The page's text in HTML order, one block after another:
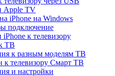
Apple TV
iPhone на Windows
подключение
к телевизору
ТВ
к разным моделям ТВ
к телевизору Смарт ТВ
и настройки